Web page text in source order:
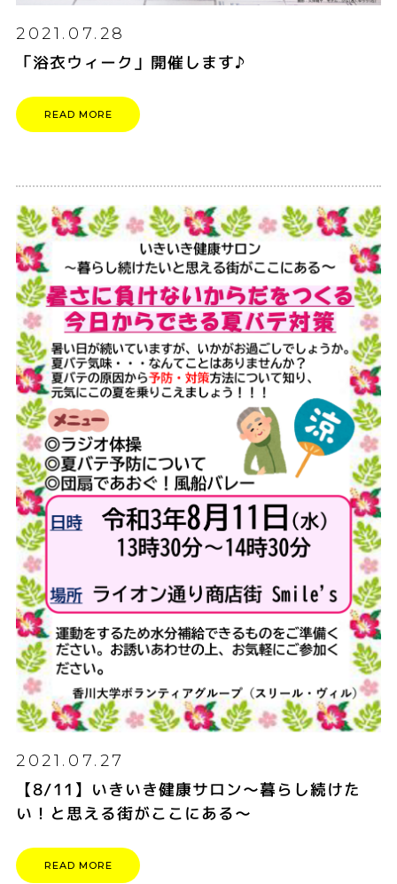
2021.07.28
「浴衣ウィーク」開催します♪
READ MORE
2021.07.27
【8/11】いきいき健康サロン～暮らし続けた
い！と思える街がここにある～
READ MORE